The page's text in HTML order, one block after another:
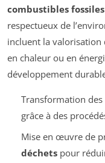
combustibles fossiles
respectueux de
incluent la valorisation
en chaleur ou en
développement
Transformation des
grâce à des
Mise en œuvre de
déchetspour